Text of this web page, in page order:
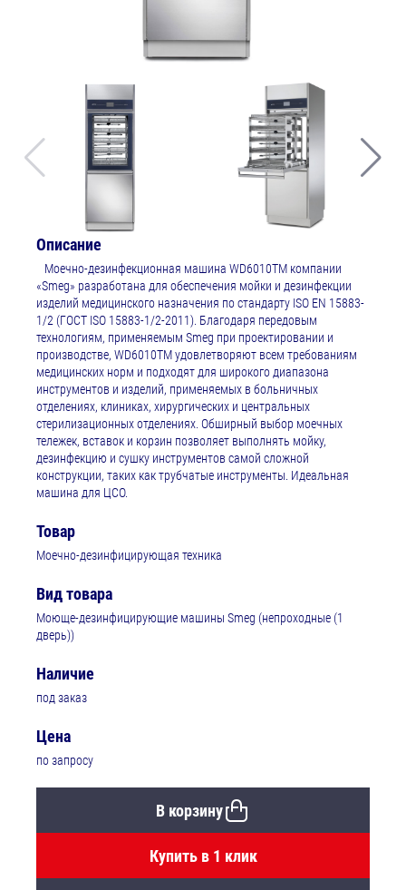
Описание
Моечно-дезинфекционная машина WD6010ТМ компании
«Smeg» разработана для обеспечения мойки и дезинфекции
изделий медицинского назначения по стандарту ISO EN 15883-
1/2 (ГОСТ ISO 15883-1/2-2011). Благодаря передовым
технологиям, применяемым Smeg при проектировании и
производстве, WD6010ТМ удовлетворяют всем требованиям
медицинских норм и подходят для широкого диапазона
инструментов и изделий, применяемых в больничных
отделениях, клиниках, хирургических и центральных
стерилизационных отделениях. Обширный выбор моечных
тележек, вставок и корзин позволяет выполнять мойку,
дезинфекцию и сушку инструментов самой сложной
конструкции, таких как трубчатые инструменты. Идеальная
машина для ЦСО.
Товар
Моечно-дезинфицирующая техника
Вид товара
Моюще-дезинфицирующие машины Smeg (непроходные (1
дверь))
Наличие
под заказ
Цена
по запросу
В корзину
Купить в 1 клик